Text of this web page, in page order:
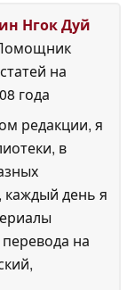
Нгок Дуй
на
года
редакции, я
в
каждый день я
на